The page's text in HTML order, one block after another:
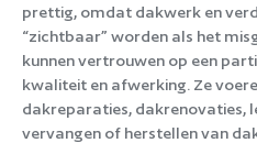
prettig, omdat dakwerk en
“zichtbaar” worden als het
kunnen vertrouwen op een
kwaliteit en afwerking. Ze
dakreparaties, dakrenovaties,
vervangen of herstellen van